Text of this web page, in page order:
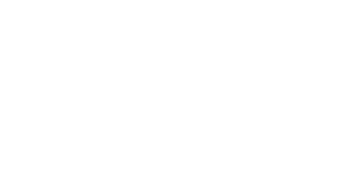
که آهنگ‌هایش را گوش نگیرم و غبطه
نشوم…